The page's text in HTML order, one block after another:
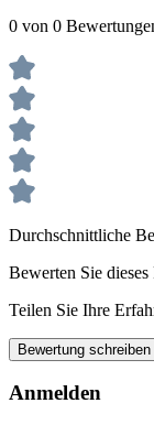
0 von 0
Durchschnittliche
Bewerten Sie
Teilen Sie Ihre
Bewertung schreiben
Anmelden